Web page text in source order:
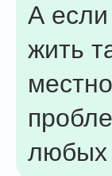
А
жить
любых